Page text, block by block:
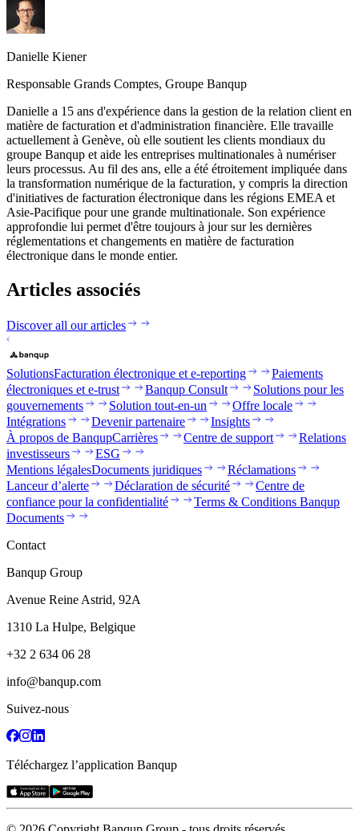
Danielle Kiener
Responsable Grands Comptes, Groupe Banqup
Danielle a 15 ans d'expérience dans la gestion de la relation client en
matière de facturation et d'administration financière. Elle travaille
actuellement à Genève, où elle soutient les clients mondiaux du
groupe Banqup et aide les entreprises multinationales à numériser
leurs processus. Au fil des ans, elle a été étroitement impliquée dans
la transformation numérique de la facturation, y compris la direction
d'initiatives de facturation électronique dans les régions EMEA et
Asie-Pacifique pour une grande multinationale. Son expérience
approfondie lui permet d'être toujours à jour sur les dernières
réglementations et changements en matière de facturation
électronique dans le monde entier.
Articles associés
Discover all our articles
SolutionsFacturation électronique et e-reporting
Paiements
électroniques et e-trust
Banqup Consult
Solutions pour les
gouvernements
Solution tout-en-un
Offre locale
Intégrations
Devenir partenaire
Insights
À propos de BanqupCarrières Centre de support
Relations
investisseurs
ESG
Mentions légalesDocuments juridiques
Réclamations
Lanceur d’alerte
Déclaration de sécurité
Centre de
confiance pour la confidentialité
Terms & Conditions Banqup
Documents
Contact
Banqup Group
Avenue Reine Astrid, 92A
1310 La Hulpe, Belgique
+32 2 634 06 28
info@banqup.com
Suivez-nous
Téléchargez l’application Banqup